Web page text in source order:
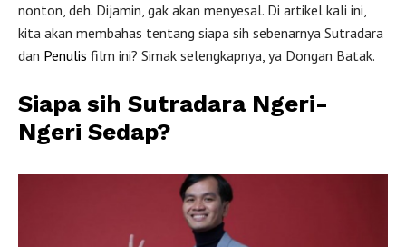
nonton, deh. Dijamin, gak akan menyesal. Di artikel kali ini,
kita akan membahas tentang siapa sih sebenarnya Sutradara
dan Penulis film ini? Simak selengkapnya, ya Dongan Batak.
Siapa sih Sutradara Ngeri-
Ngeri Sedap?